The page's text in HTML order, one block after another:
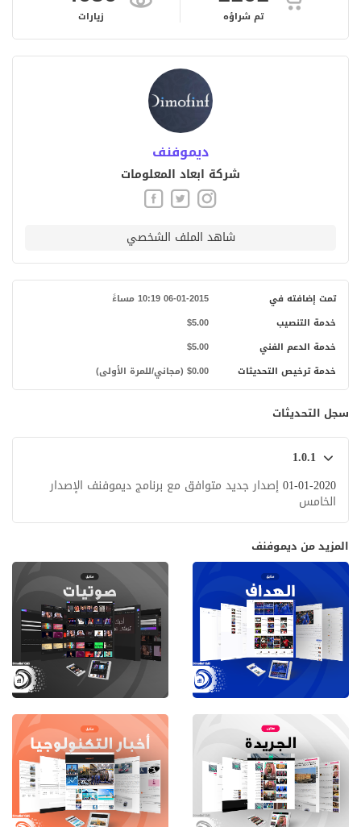
تم شراؤه زيارات
ديموفنف
شركة ابعاد المعلومات
شاهد الملف الشخصي
تمت إضافته في
06-01-2015 10:19 مساءً
خدمة التنصيب
$5.00
خدمة الدعم الفني
$5.00
خدمة ترخيص التحديثات
$0.00 (مجاني/للمرة الأولى)
سجل التحديثات
1.0.1
01-01-2020 إصدار جديد متوافق مع برنامج ديموفنف الإصدار
الخامس
المزيد من ديموفنف